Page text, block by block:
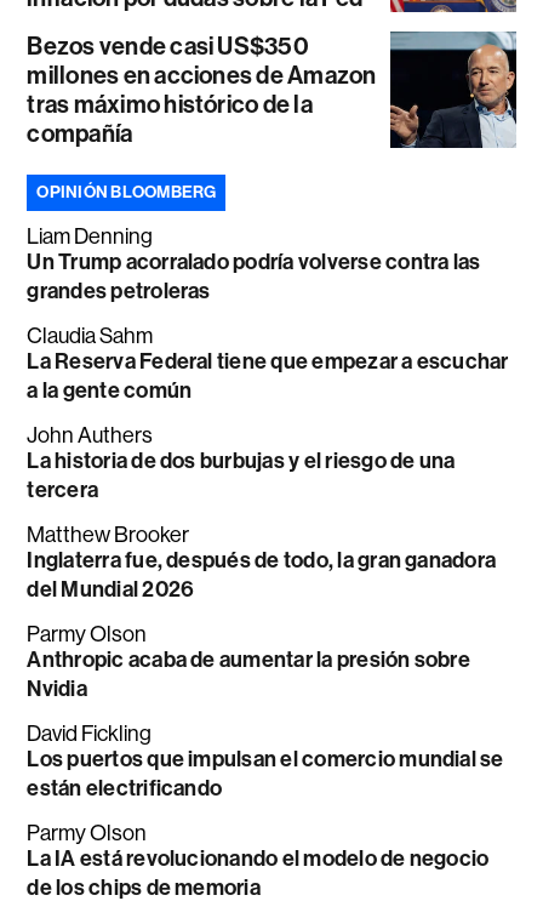
Bezos vende casi US$350
millones en acciones de Amazon
tras máximo histórico de la
compañía
OPINIÓN BLOOMBERG
Liam Denning
Un Trump acorralado podría volverse contra las
grandes petroleras
Claudia Sahm
La Reserva Federal tiene que empezar a escuchar
a la gente común
John Authers
La historia de dos burbujas y el riesgo de una
tercera
Matthew Brooker
Inglaterra fue, después de todo, la gran ganadora
del Mundial 2026
Parmy Olson
Anthropic acaba de aumentar la presión sobre
Nvidia
David Fickling
Los puertos que impulsan el comercio mundial se
están electrificando
Parmy Olson
La IA está revolucionando el modelo de negocio
de los chips de memoria